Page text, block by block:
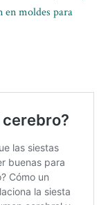
en moldes para